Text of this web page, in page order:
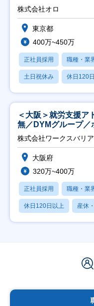
修充実】
株式会社オロ
東京都
400万~450万
正社員採用 職種・業
土日祝休み 休日120
＜大阪＞就労支援ア
無／DYMグループ／
日祝】
株式会社ワークスバリ
大阪府
320万~400万
正社員採用 職種・業
休日120日以上 産休